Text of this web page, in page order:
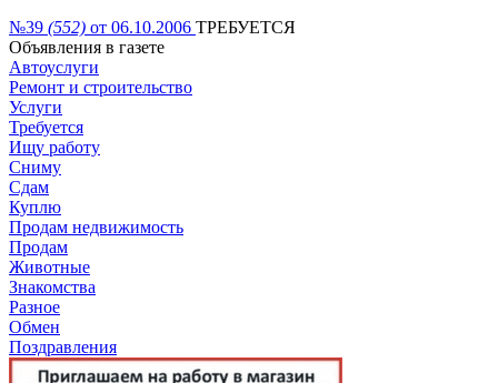
№39 (552) от 06.10.2006 ТРЕБУЕТСЯ
Объявления в газете
Автоуслуги
Ремонт и строительство
Услуги
Требуется
Ищу работу
Сниму
Сдам
Куплю
Продам недвижимость
Продам
Животные
Знакомства
Разное
Обмен
Поздравления